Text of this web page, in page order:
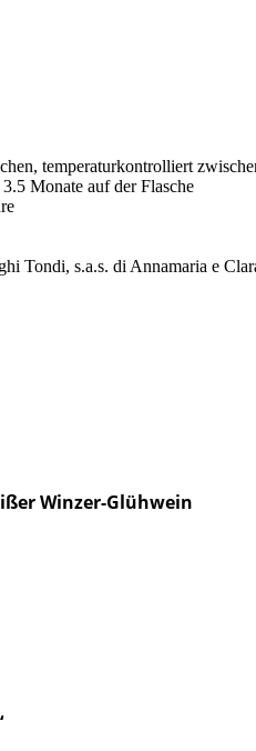
temperaturkontrolliert
Monate auf der Flasche
Tondi, s.a.s. di Annamaria e
Winzer-Glühwein